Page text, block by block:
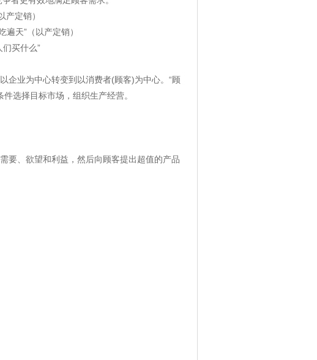
定销）
天”（以产定销）
买什么”
企业为中心转变到以消费者(顾客)为中心。“顾
选择目标市场，组织生产经营。
要、欲望和利益，然后向顾客提出超值的产品